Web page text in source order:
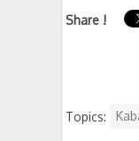
Share !
Topics: